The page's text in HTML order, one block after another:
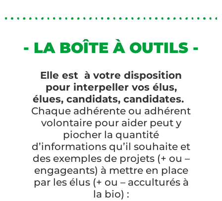
- LA BOÎTE À OUTILS -
Elle est à votre disposition
pour interpeller vos élus,
élues, candidats, candidates.
Chaque adhérente ou adhérent
volontaire pour aider peut y
piocher la quantité
d’informations qu’il souhaite et
des exemples de projets (+ ou –
engageants) à mettre en place
par les élus (+ ou – acculturés à
la bio) :